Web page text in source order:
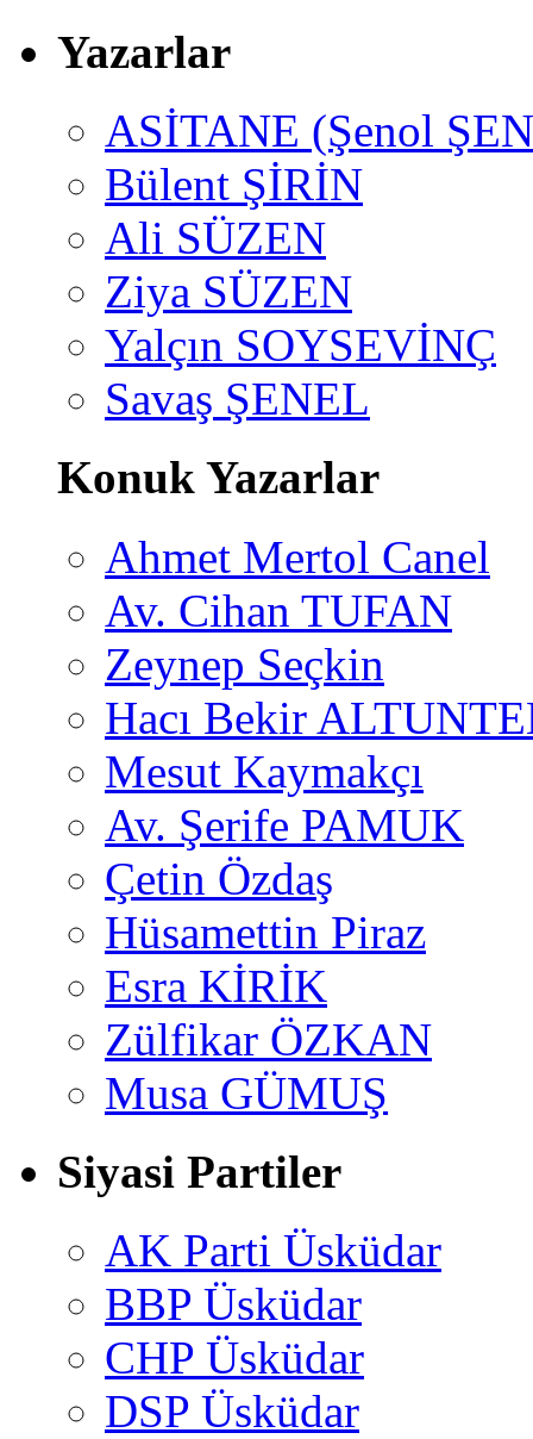
Yazarlar
ASİTANE (Şenol
Bülent ŞİRİN
Ali SÜZEN
Ziya SÜZEN
Yalçın SOYSEVİNÇ
Savaş ŞENEL
Konuk Yazarlar
Ahmet Mertol Canel
Av. Cihan TUFAN
Zeynep Seçkin
Hacı Bekir
Mesut Kaymakçı
Av. Şerife PAMUK
Çetin Özdaş
Hüsamettin Piraz
Esra KİRİK
Zülfikar ÖZKAN
Musa GÜMUŞ
Siyasi Partiler
AK Parti Üsküdar
BBP Üsküdar
CHP Üsküdar
DSP Üsküdar